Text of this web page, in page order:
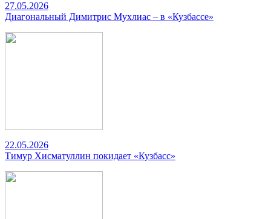
27.05.2026
Диагональный Димитрис Мухлиас – в «Кузбассе»
22.05.2026
Тимур Хисматуллин покидает «Кузбасс»